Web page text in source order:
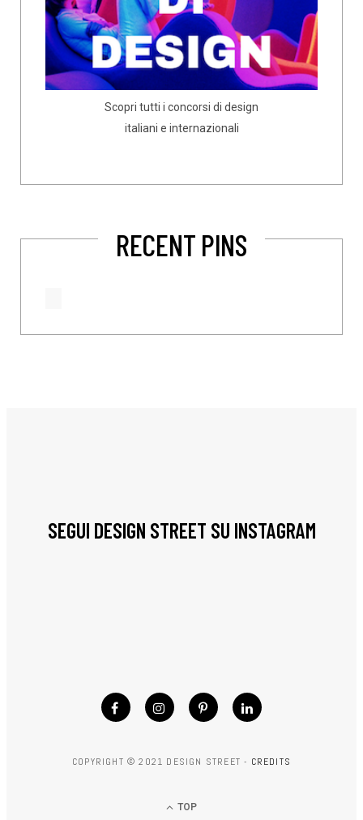
Scopri tutti i concorsi di design
italiani e internazionali
RECENT PINS
SEGUI DESIGN STREET SU INSTAGRAM
COPYRIGHT © 2021 DESIGN STREET - CREDITS
TOP